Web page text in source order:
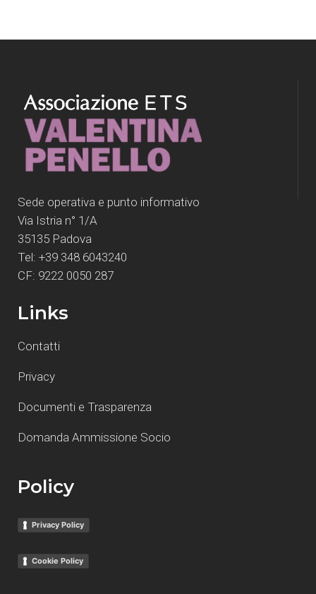
Sede operativa e punto informativo
Via Istria n° 1/A
35135 Padova
Tel: +39 348 6043240
CF: 9222 0050 287
Links
Contatti
Privacy
Documenti e Trasparenza
Domanda Ammissione Socio
Policy
Privacy Policy
Cookie Policy